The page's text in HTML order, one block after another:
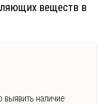
веществ в
наличие